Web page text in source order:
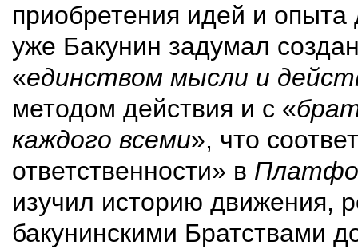
приобретения идей и
уже Бакунин задумал
«единством мысли и
методом действия и с «
каждого всеми», что
ответственности» в
изучил историю движения,
бакунинскими Братствами